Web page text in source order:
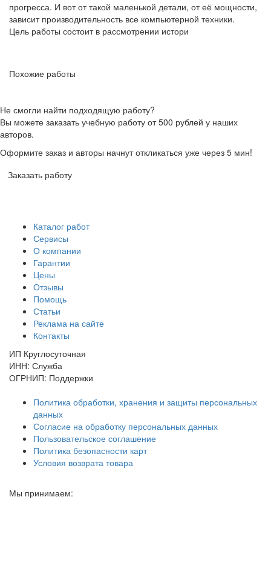
прогресса. И вот от такой маленькой детали, от её мощности,
зависит производительность все компьютерной техники.
Цель работы состоит в рассмотрении истори
Похожие работы
Не смогли найти подходящую работу?
Вы можете заказать учебную работу от 500 рублей у наших
авторов.
Оформите заказ и авторы начнут откликаться уже через 5 мин!
Заказать работу
Каталог работ
Сервисы
О компании
Гарантии
Цены
Отзывы
Помощь
Статьи
Реклама на сайте
Контакты
ИП Круглосуточная
ИНН: Служба
ОГРНИП: Поддержки
Политика обработки, хранения и защиты персональных
данных
Согласие на обработку персональных данных
Пользовательское соглашение
Политика безопасности карт
Условия возврата товара
Мы принимаем: